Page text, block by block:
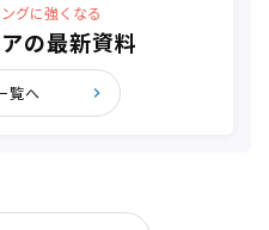
グに強くなる
の最新資料
覧へ